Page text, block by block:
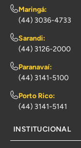
Maringá:
(44) 3036-4733
Sarandi:
(44) 3126-2000
Paranavaí:
(44) 3141-5100
Porto Rico:
(44) 3141-5141
INSTITUCIONAL